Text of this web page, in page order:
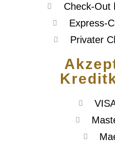
Check-Out
Express-
Privater